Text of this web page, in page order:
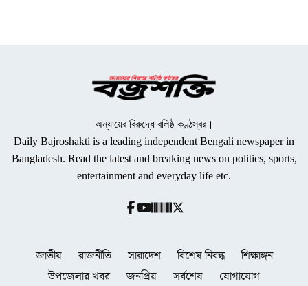
অন্যায়ের বিরুদ্ধে বলিষ্ঠ কণ্ঠস্বর।
Daily Bajroshakti is a leading independent Bengali newspaper in
Bangladesh. Read the latest and breaking news on politics, sports,
entertainment and everyday life etc.
জাতীয় রাজনীতি সারাদেশ বিশেষ নিবন্ধ
শিক্ষাঙ্গন
উপজেলার খবর
জনপ্রিয় সর্বশেষ
যোগাযোগ